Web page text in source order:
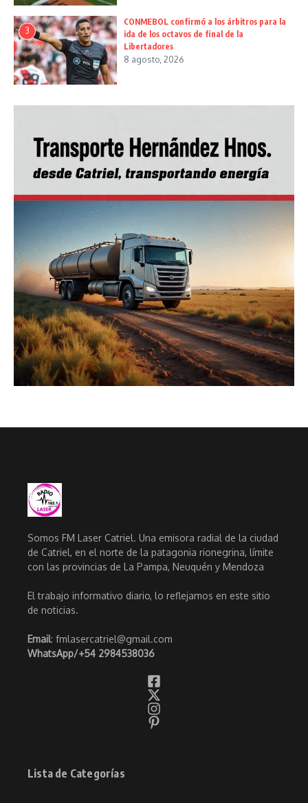
3
CONMEBOL confirmó a los árbitros para la
ida de los octavos de final de la
Libertadores
8 agosto, 2026
Somos FM Laser Catriel. Una emisora radial de la ciudad
de Catriel, en el norte de la patagonia rionegrina, límite
con las provincias de La Pampa, Neuquén y Mendoza
El trabajo informativo diario, lo reflejamos en este sitio
de noticias.
Email: fmlasercatriel@gmail.com
WhatsApp/+54 2984538036
Lista de Categorías